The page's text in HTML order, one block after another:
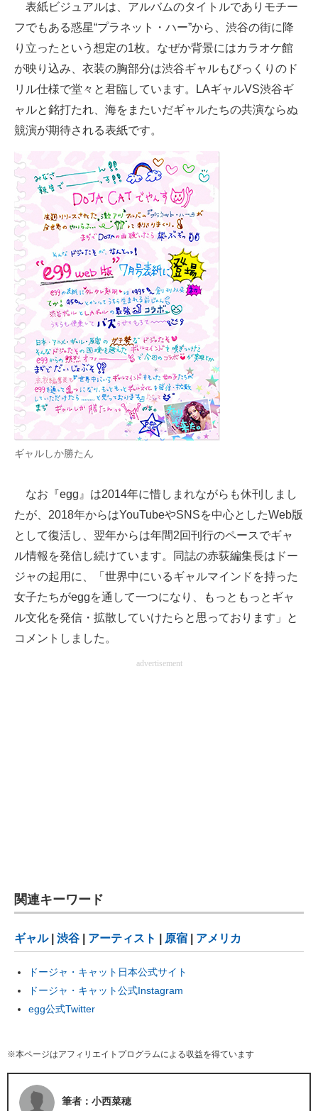
表紙ビジュアルは、アルバムのタイトルでありモチー
フでもある惑星“プラネット・ハー”から、渋谷の街に降
り立ったという想定の1枚。なぜか背景にはカラオケ館
が映り込み、衣装の胸部分は渋谷ギャルもびっくりのド
リル仕様で堂々と君臨しています。LAギャルVS渋谷ギ
ャルと銘打たれ、海をまたいだギャルたちの共演ならぬ
競演が期待される表紙です。
ギャルしか勝たん
なお『egg』は2014年に惜しまれながらも休刊しまし
たが、2018年からはYouTubeやSNSを中心としたWeb版
として復活し、翌年からは年間2回刊行のペースでギャ
ル情報を発信し続けています。同誌の赤荻編集長はドー
ジャの起用に、「世界中にいるギャルマインドを持った
女子たちがeggを通して一つになり、もっともっとギャ
ル文化を発信・拡散していけたらと思っております」と
コメントしました。
advertisement
関連キーワード
ギャル| 渋谷 アーティスト 原宿 アメリカ
ドージャ・キャット日本公式サイト
ドージャ・キャット公式Instagram
egg公式Twitter
※本ページはアフィリエイトプログラムによる収益を得ています
筆者：小西菜穂